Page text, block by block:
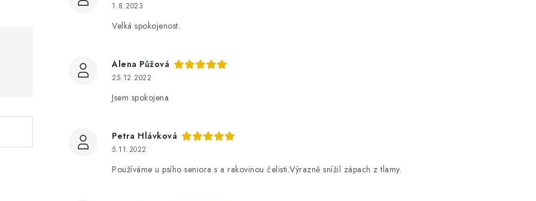
1.8.2023
Velká spokojenost.
Alena Půžová
25.12.2022
Jsem spokojena
Petra Hlávková
5.11.2022
Používáme u psího seniora s a rakovinou čelisti.Výrazně snížil zápach z tlamy.